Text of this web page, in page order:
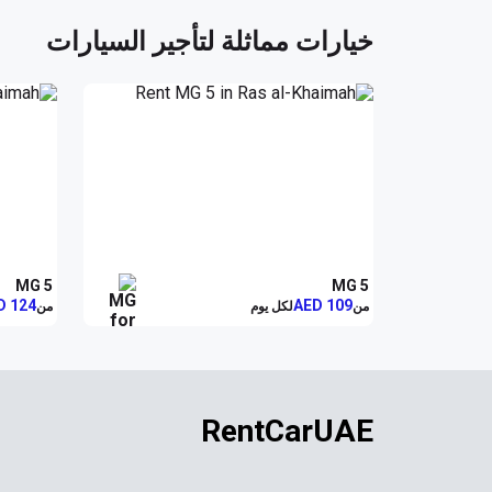
اقتصادية تزهر حياتك اليومية
الآن لتستمتع بكل لحظة مع MG 5، واستعد لجعل كل رحلة ذكرى لا تُنسى.
خيارات مماثلة لتأجير السيارات
MG 5
منAED 109لكل يوم
MG 5
من124
RentCarUAE